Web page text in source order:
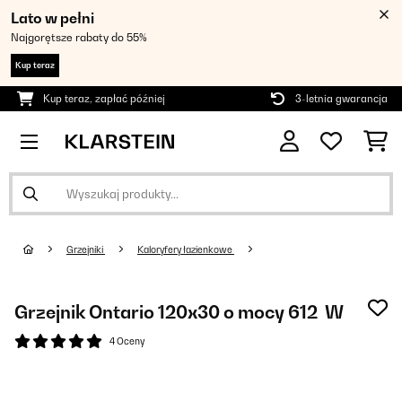
Lato w pełni
Najgorętsze rabaty do 55%
Kup teraz
Kup teraz, zapłać później 3-letnia gwarancja
Grzejniki Kaloryfery łazienkowe
Grzejnik Ontario 120x30 o mocy 612 W
4 Oceny